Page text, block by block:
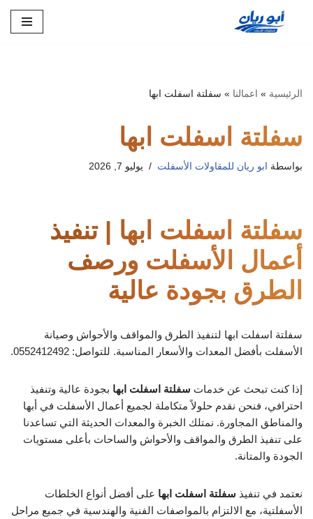
الرئيسية » اعمالنا » سفلتة اسفلت ابها
سفلتة اسفلت ابها
بواسطة ابو ريان للمقاولات الأسفلت يوليو 7, 2026
سفلتة اسفلت ابها | تنفيذ
أعمال الأسفلت ورصف
الطرق بجودة عالية
سفلتة اسفلت ابها لتنفيذ الطرق والمواقف والأحواش وصيانة
الأسفلت بأفضل المعدات والأسعار المناسبة. للتواصل: 0552412492.
إذا كنت تبحث عن خدمات سفلتة اسفلت ابها بجودة عالية وتنفيذ
احترافي، فنحن نقدم حلولاً متكاملة لجميع أعمال الأسفلت في أبها
والمناطق المجاورة. نمتلك الخبرة والمعدات الحديثة التي تساعدنا
على تنفيذ الطرق والمواقف والأحواش والساحات بأعلى مستويات
الجودة والمتانة.
نعتمد في تنفيذ سفلتة اسفلت ابها على أفضل أنواع الخلطات
الأسفلتية، مع الالتزام بالمواصفات الفنية والهندسية في جميع مراحل